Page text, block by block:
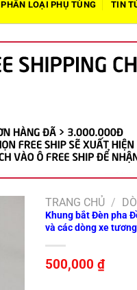
PHÂN LOẠI PHỤ TÙNG TIN
TRANG CHỦ /
Khung bắt Đèn pha
và các dòng xe
500,000₫